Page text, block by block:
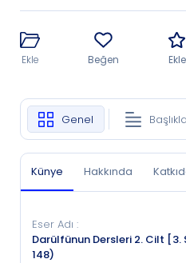
Ekle Beğen Ekle
Genel
Künye Hakkında
Eser Adı :
Darülfünun Dersleri 2. Cilt [3.
148)